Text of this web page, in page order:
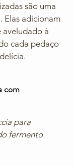
são uma
Elas adicionam
aveludado à
cada pedaço
com
para
fermento